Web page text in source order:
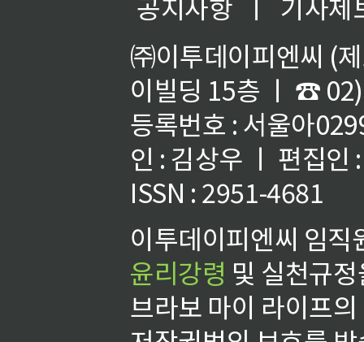
㈜이투데이피엔씨 (
이빌딩 15층 ㅣ ☎
등록번호 : 서울아
인 : 김상우 ㅣ 편집인
ISSN : 2951-4681
이투데이피엔씨 임
윤리강령 및 실천규
브라보 마이 라이프